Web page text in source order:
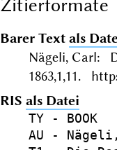
Zitierformate
Barer Text als
Nägeli, Carl:
1863,1,11.
RIS als Datei
TY - BOOK
AU -